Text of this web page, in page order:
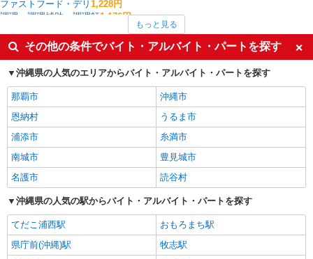
ファストフード・デリ 1,228円
調理・調理補助・調理師1,176円
1,150円
レストラン・専門料理店1,100円
アパレル販売1,090円
北中城村の他の職種の平均時給を見る
もっと見る
その他の条件でバイト・アルバイト・パートを探す
沖縄県の人気のエリアからバイト・アルバイト・パートを探す
那覇市
沖縄市
恩納村
うるま市
浦添市
糸満市
南城市
豊見城市
名護市
読谷村
沖縄県の人気の駅からバイト・アルバイト・パートを探す
てだこ浦西駅
おもろまち駅
県庁前(沖縄)駅
牧志駅